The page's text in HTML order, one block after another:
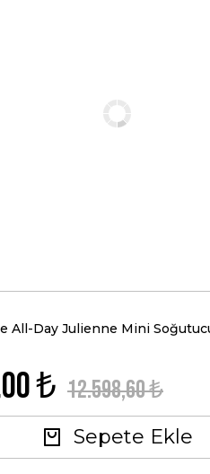
All-Day Julienne Mini
₺ 12.598,60 ₺
Sepete Ekle